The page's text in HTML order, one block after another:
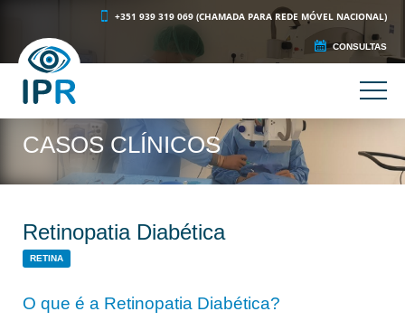
+351 939 319 069 (CHAMADA PARA REDE MÓVEL NACIONAL)
CONSULTAS
CASOS CLÍNICOS
Retinopatia Diabética
RETINA
O que é a Retinopatia Diabética?